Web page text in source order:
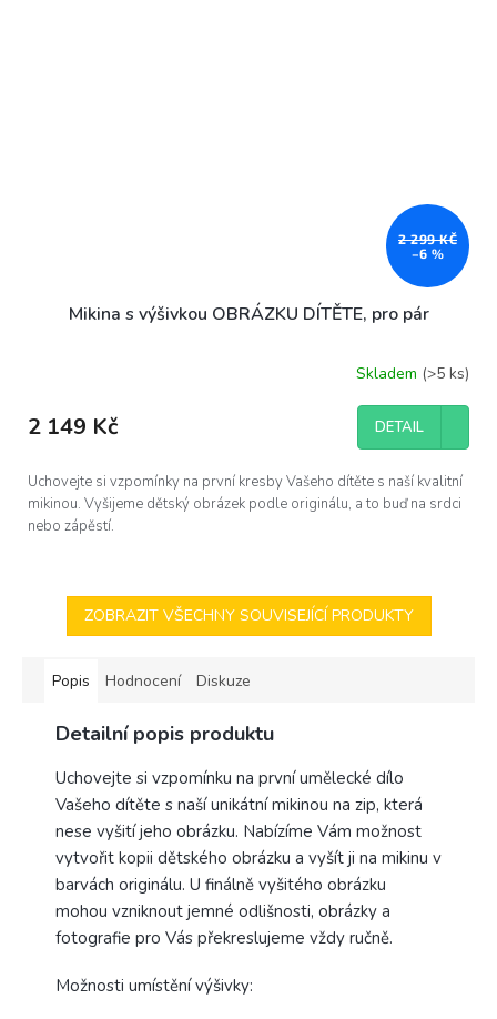
2 299 KČ
–6 %
Mikina s výšivkou OBRÁZKU DÍTĚTE, pro pár
Skladem (>5 ks)
2 149 Kč DETAIL
Uchovejte si vzpomínky na první kresby Vašeho dítěte s naší kvalitní
mikinou. Vyšijeme dětský obrázek podle originálu, a to buď na srdci
nebo zápěstí.
ZOBRAZIT VŠECHNY SOUVISEJÍCÍ PRODUKTY
Popis Hodnocení Diskuze
Detailní popis produktu
Uchovejte si vzpomínku na první umělecké dílo
Vašeho dítěte s naší unikátní mikinou na zip, která
nese vyšití jeho obrázku. Nabízíme Vám možnost
vytvořit kopii dětského obrázku a vyšít ji na mikinu v
barvách originálu. U finálně vyšitého obrázku
mohou vzniknout jemné odlišnosti, obrázky a
fotografie pro Vás překreslujeme vždy ručně.
Možnosti umístění výšivky: